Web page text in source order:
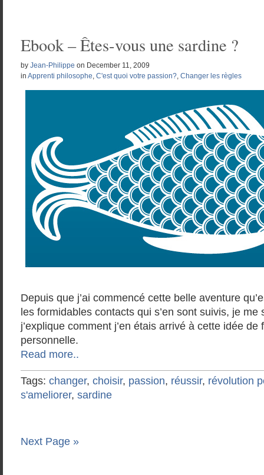
Ebook – Êtes-vous une sardine ?
by Jean-Philippe on December 11, 2009
in Apprenti philosophe, C'est quoi votre passion?, Changer les règles
Depuis que j’ai commencé cette belle aventure
les formidables contacts qui s’en sont suivis, je me
j’explique comment j’en étais arrivé à cette idée de
personnelle.
Read more..
Tags: changer, choisir, passion, réussir, révolution
s'ameliorer, sardine
Next Page »